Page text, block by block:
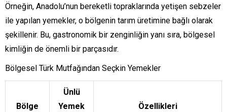
Örneğin, Anadolu’nun bereketli topraklarında yetişen sebzeler
ile yapılan yemekler, o bölgenin tarım üretimine bağlı olarak
şekillenir. Bu, gastronomik bir zenginliğin yanı sıra, bölgesel
kimliğin de önemli bir parçasıdır.
Bölgesel Türk Mutfağından Seçkin Yemekler
Bölge
Ünlü
Yemek
Özellikleri